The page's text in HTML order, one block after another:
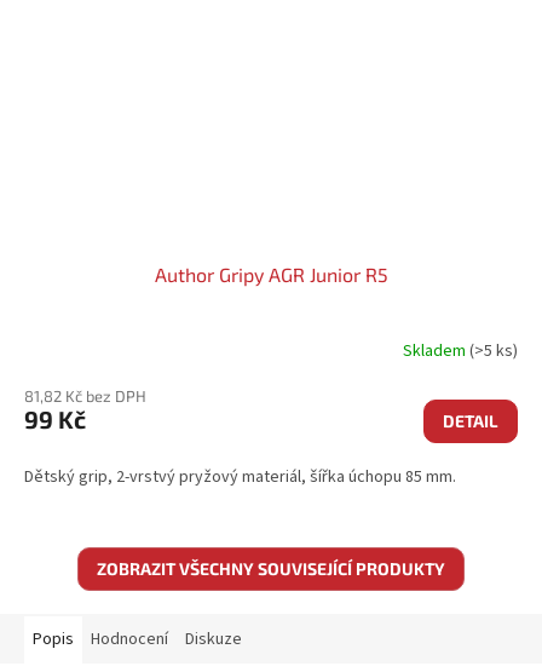
Author Gripy AGR Junior R5
Skladem (>5 ks)
81,82 Kč bez DPH
99 Kč DETAIL
Dětský grip, 2-vrstvý pryžový materiál, šířka úchopu 85 mm.
ZOBRAZIT VŠECHNY SOUVISEJÍCÍ PRODUKTY
Popis Hodnocení Diskuze